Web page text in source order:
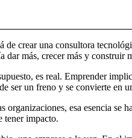
de crear una consultora
dar más, crecer más y construir
es real. Emprender
ser un freno y se convierte en
organizaciones, esa esencia se
tener impacto.